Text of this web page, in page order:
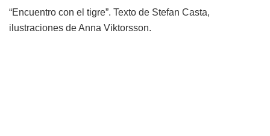
“Encuentro con el tigre”. Texto de Stefan Casta,
ilustraciones de Anna Viktorsson.